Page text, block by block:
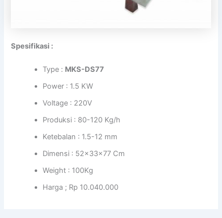
Spesifikasi :
Type : MKS-DS77
Power : 1.5 KW
Voltage : 220V
Produksi : 80-120 Kg/h
Ketebalan : 1.5-12 mm
Dimensi : 52x33x77 Cm
Weight : 100Kg
Harga ; Rp 10.040.000